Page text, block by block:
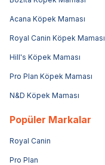
Acana Köpek Maması
Royal Canin Köpek Maması
Hill's Köpek Maması
Pro Plan Köpek Maması
N&D Köpek Maması
Popüler Markalar
Royal Canin
Pro Plan